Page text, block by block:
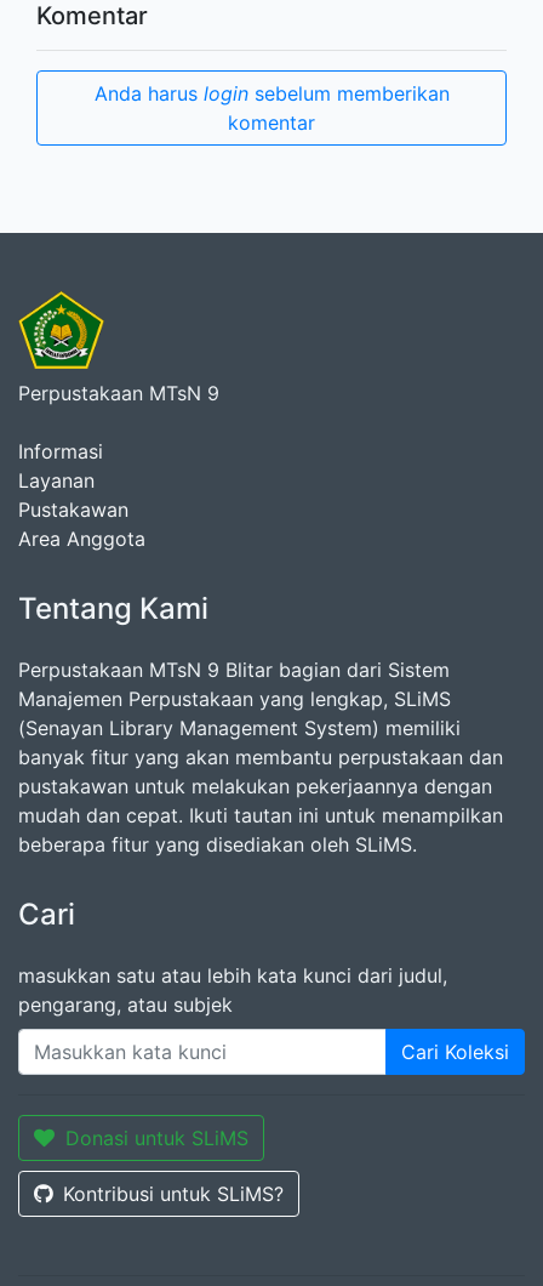
Komentar
Anda harus loginsebelum memberikan
komentar
Perpustakaan MTsN 9
Informasi
Layanan
Pustakawan
Area Anggota
Tentang Kami
Perpustakaan MTsN 9 Blitar bagian dari Sistem
Manajemen Perpustakaan yang lengkap, SLiMS
(Senayan Library Management System) memiliki
banyak fitur yang akan membantu perpustakaan dan
pustakawan untuk melakukan pekerjaannya dengan
mudah dan cepat. Ikuti tautan ini untuk menampilkan
beberapa fitur yang disediakan oleh SLiMS.
Cari
masukkan satu atau lebih kata kunci dari judul,
pengarang, atau subjek
Cari Koleksi
Donasi untuk SLiMS
Kontribusi untuk SLiMS?